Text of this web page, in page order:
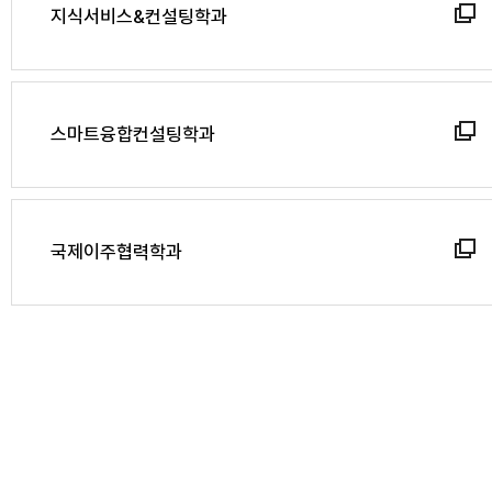
지식서비스&컨설팅학과
스마트융합컨설팅학과
국제이주협력학과